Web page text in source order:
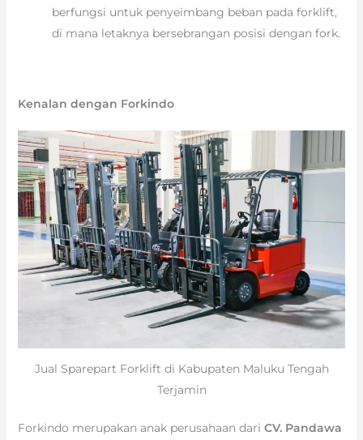
berfungsi untuk penyeimbang beban pada forklift,
di mana letaknya bersebrangan posisi dengan fork.
Kenalan dengan Forkindo
Jual Sparepart Forklift di Kabupaten Maluku Tengah
Terjamin
Forkindo merupakan anak perusahaan dari CV. Pandawa